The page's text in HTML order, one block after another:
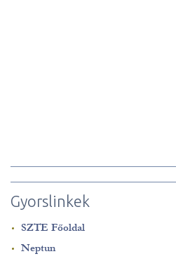
Gyorslinkek
SZTE Főoldal
Neptun